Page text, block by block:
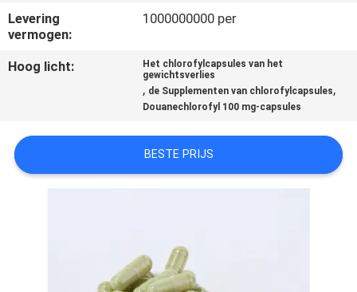
ALLE
GEVALLEN
OFFERTE
AAN
PRIVACYBELEID
Levering
vermogen:
1000000000 per
Hoog licht:
Het chlorofylcapsules van het
gewichtsverlies
, de Supplementen van chlorofylcapsules,
Douanechlorofyl 100 mg-capsules
BESTE PRIJS